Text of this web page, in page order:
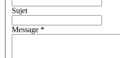
Sujet
Message *